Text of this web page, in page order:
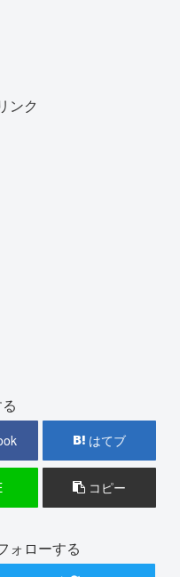
ンク
はてブ
コピー
ォローする